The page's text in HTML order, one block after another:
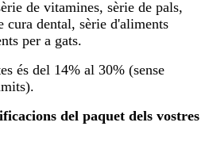
de vitamines, sèrie de pals,
cura dental, sèrie d'aliments
per a gats.
és del 14% al 30% (sense
del paquet dels vostres